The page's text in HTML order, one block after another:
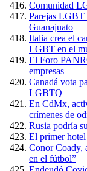
Comunidad
Parejas LGBT
Guanajuato
Italia crea el
LGBT en el
El Foro
empresas
Canadá vota
LGBTQ
En CdMx,
crímenes de
Rusia podría
El primer
Conor Coady,
en el fútbol”